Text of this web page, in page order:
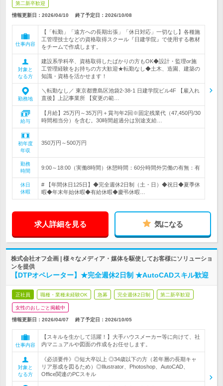
第二新卒歓迎
情報更新日：2026/04/10 終了予定日： 2026/10/08
仕事内容
【「転勤」「遠方への長期出張」「休日対応」一切なし】各種施
工管理技士などの資格取得スクール『日建学院』で使用する教材
をチームで作成します。
対象と
なる方
建設系学科卒、資格取得したばかりの方もOK◆設計・監理or施
工管理経験をお持ちの方大歓迎★転勤なし◆土木、造園、建築の
知識・資格を活かせます！
勤務地
＼転勤なし／ 東京都豊島区池袋2-38-1 日建学院ビル4F 【雇入れ
直後】上記事業所 【変更の範…
給与
【月給】25万円～35万円＋賞与年2回※固定残業代（47,450円/30
時間相当分）を含む。30時間超過分は別途支給…
初年度
年収
350万円～500万円
勤務
時間
9:00～18:00（実働8時間）休憩時間：60分時間外労働の有無：有
休日
休暇
# 【年間休日125日】◆完全週休2日制（土・日）◆祝日◆夏季休
暇◆年末年始休暇◆有給休暇◆慶弔休暇…
求人詳細を見る 気になる
株式会社オフ企画 | 様々なメディア・媒体を駆使してお客様にソリューショ
ンを提供
【DTPオペレーター】★完全週休2日制 ★AutoCADスキル歓迎
正社員 職種・業種未経験OK 急募 完全週休2日制 第二新卒歓迎
女性のおしごと掲載中
情報更新日：2026/04/07 終了予定日： 2026/10/05
仕事内容
【スキルを生かして活躍！】大手ハウスメーカー等に向けて、社
内マニュアルや図面の作成をお任せします。
対象と
なる方
《必須要件》◎短大卒以上 ◎34歳以下の方（若年層の長期キャ
リア形成を図るため）◎Illustrator、Photoshop、AutoCAD、
Office関連のPCスキル